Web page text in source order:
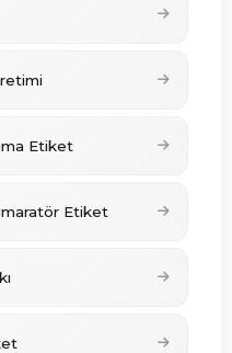
Etiket
Etiket